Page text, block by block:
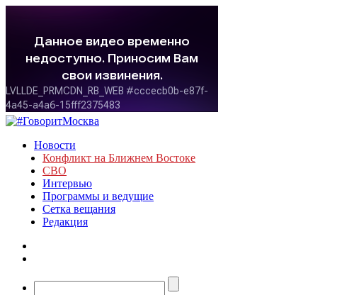
Новости
Конфликт на Ближнем Востоке
СВО
Интервью
Программы и ведущие
Сетка вещания
Редакция